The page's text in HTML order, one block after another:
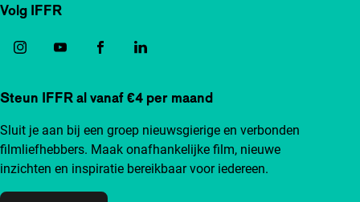
Volg IFFR
Steun IFFR al vanaf €4 per maand
Sluit je aan bij een groep nieuwsgierige en verbonden
filmliefhebbers. Maak onafhankelijke film, nieuwe
inzichten en inspiratie bereikbaar voor iedereen.